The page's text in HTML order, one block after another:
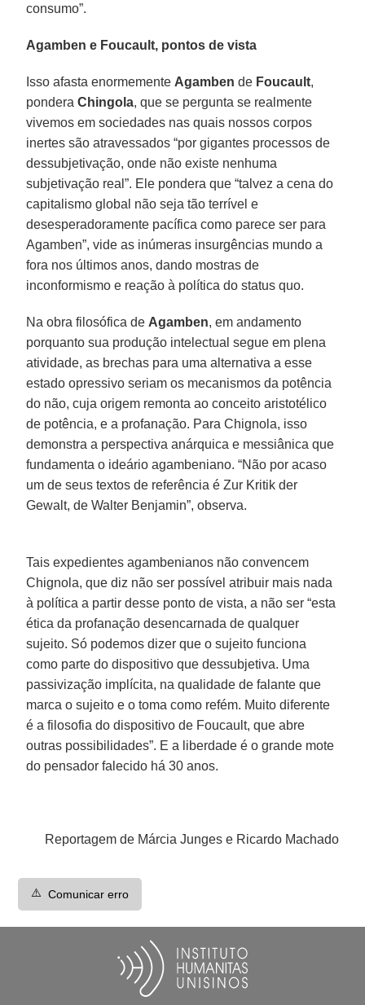
consumo”.
Agamben e Foucault, pontos de vista
Isso afasta enormemente Agamben de Foucault,
ponderaChingola, que se pergunta se realmente
vivemos em sociedades nas quais nossos corpos
inertes são atravessados “por gigantes processos de
dessubjetivação, onde não existe nenhuma
subjetivação real”. Ele pondera que “talvez a cena do
capitalismo global não seja tão terrível e
desesperadoramente pacífica como parece ser para
Agamben”, vide as inúmeras insurgências mundo a
fora nos últimos anos, dando mostras de
inconformismo e reação à política do status quo.
Na obra filosófica de Agamben, em andamento
porquanto sua produção intelectual segue em plena
atividade, as brechas para uma alternativa a esse
estado opressivo seriam os mecanismos da potência
do não, cuja origem remonta ao conceito aristotélico
de potência, e a profanação. Para Chignola, isso
demonstra a perspectiva anárquica e messiânica que
fundamenta o ideário agambeniano. “Não por acaso
um de seus textos de referência é Zur Kritik der
Gewalt, de Walter Benjamin”, observa.
Tais expedientes agambenianos não convencem
Chignola, que diz não ser possível atribuir mais nada
à política a partir desse ponto de vista, a não ser “esta
ética da profanação desencarnada de qualquer
sujeito. Só podemos dizer que o sujeito funciona
como parte do dispositivo que dessubjetiva. Uma
passivização implícita, na qualidade de falante que
marca o sujeito e o toma como refém. Muito diferente
é a filosofia do dispositivo de Foucault, que abre
outras possibilidades”. E a liberdade é o grande mote
do pensador falecido há 30 anos.
Reportagem de Márcia Junges e Ricardo Machado
⚠️ Comunicar erro